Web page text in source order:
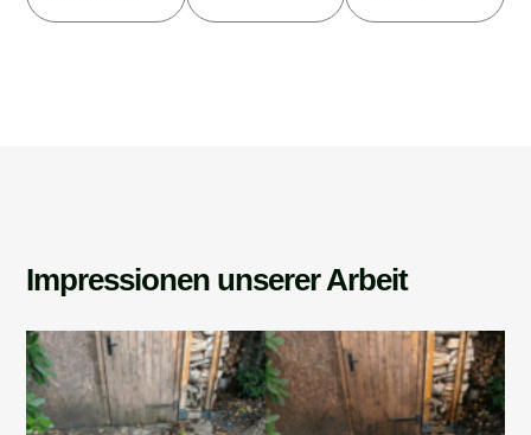
Impressionen unserer Arbeit